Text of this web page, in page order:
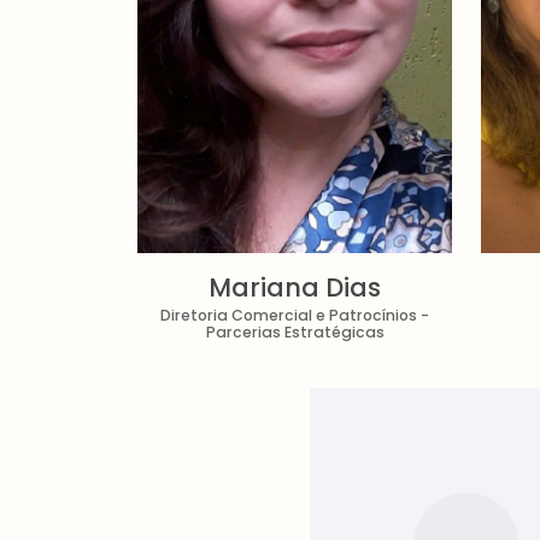
Mariana Dias
Diretoria Comercial e Patrocínios -
Parcerias Estratégicas